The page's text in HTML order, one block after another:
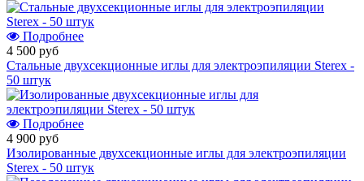
Подробнее
4 500 руб
Стальные двухсекционные иглы для электроэпиляции Sterex -
50 штук
Подробнее
4 900 руб
Изолированные двухсекционные иглы для электроэпиляции
Sterex - 50 штук